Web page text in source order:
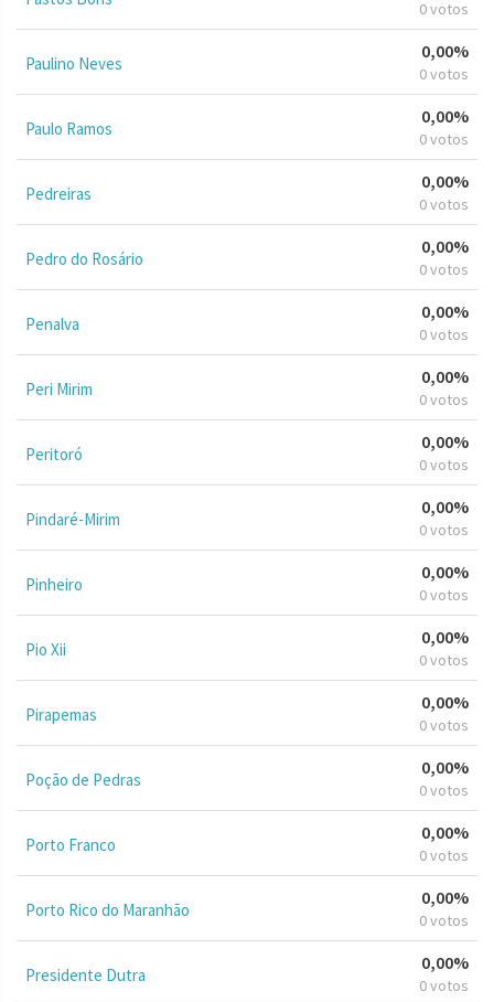
0 votos
Paulino Neves
0,00%
0 votos
Paulo Ramos
0,00%
0 votos
Pedreiras
0,00%
0 votos
Pedro do Rosário
0,00%
0 votos
Penalva
0,00%
0 votos
Peri Mirim
0,00%
0 votos
Peritoró
0,00%
0 votos
Pindaré-Mirim
0,00%
0 votos
Pinheiro
0,00%
0 votos
Pio Xii
0,00%
0 votos
Pirapemas
0,00%
0 votos
Poção de Pedras
0,00%
0 votos
Porto Franco
0,00%
0 votos
Porto Rico do Maranhão
0,00%
0 votos
Presidente Dutra
0,00%
0 votos